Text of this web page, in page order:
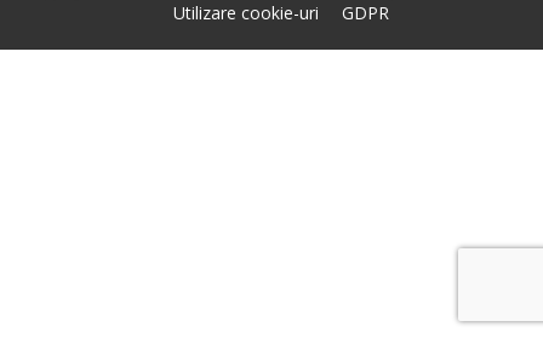
Utilizare cookie-uri
GDPR